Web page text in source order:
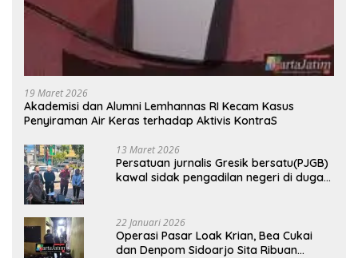
19 Maret 2026
Akademisi dan Alumni Lemhannas RI Kecam Kasus
Penyiraman Air Keras terhadap Aktivis KontraS
13 Maret 2026
Persatuan jurnalis Gresik bersatu(PJGB)
kawal sidak pengadilan negeri di duga
22 Januari 2026
Operasi Pasar Loak Krian, Bea Cukai
dan Denpom Sidoarjo Sita Ribuan